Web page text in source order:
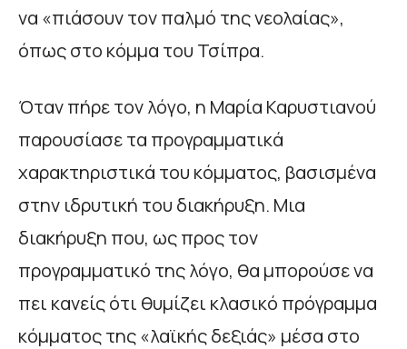
να «πιάσουν τον παλμό της νεολαίας»,
όπως στο κόμμα του Τσίπρα.
Όταν πήρε τον λόγο, η Μαρία Καρυστιανού
παρουσίασε τα προγραμματικά
χαρακτηριστικά του κόμματος, βασισμένα
στην ιδρυτική του διακήρυξη. Μια
διακήρυξη που, ως προς τον
προγραμματικό της λόγο, θα μπορούσε να
πει κανείς ότι θυμίζει κλασικό πρόγραμμα
κόμματος της «λαϊκής δεξιάς» μέσα στο